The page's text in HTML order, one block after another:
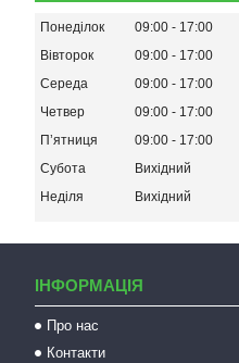
Понеділок 09:00
17:00
Вівторок
09:00
17:00
Середа
09:00
17:00
Четвер
09:00
17:00
Пʼятниця
09:00
17:00
Субота
Вихідний
Неділя
Вихідний
ІНФОРМАЦІЯ
Про нас
Контакти